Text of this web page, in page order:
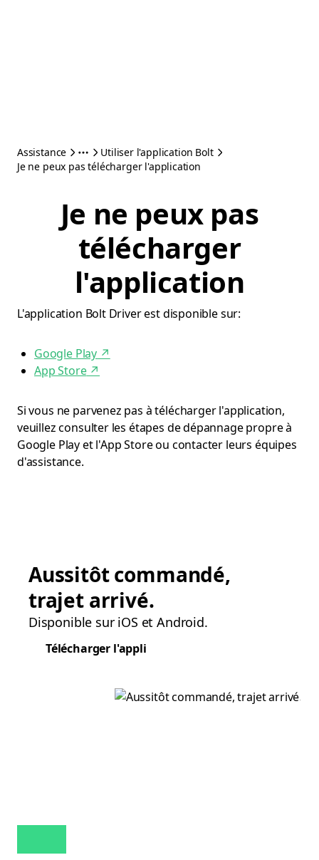
Assistance
Utiliser l'application Bolt
Je ne peux pas télécharger l'application
Je ne peux pas
télécharger
l'application
L'application Bolt Driver est disponible sur:
Google Play ↗
App Store↗
Si vous ne parvenez pas à télécharger l'application,
veuillez consulter les étapes de dépannage propre à
Google Play et l'App Store ou contacter leurs équipes
d'assistance.
Aussitôt commandé,
trajet arrivé.
Disponible sur iOS et Android.
Télécharger l'appli